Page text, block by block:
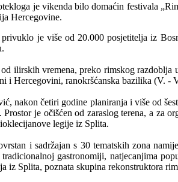
je vikenda bilo domaćin festivala
Hercegovine.
je više od 20.000 posjetitelja iz
ilirskih vremena, preko rimskog
i Hercegovini, ranokršćanska bazilika (V.
nakon četiri godine planiranja i više od
je očišćen od zaraslog terena, a
legije iz Splita.
i sadržajan s 30 tematskih zona
gastronomiji, natjecanjima
iz Splita, poznata skupina rekonstruktora